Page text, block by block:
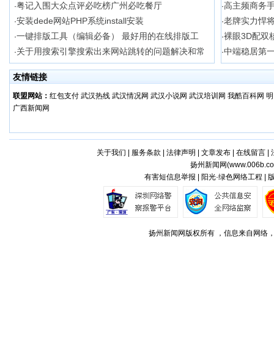
·粤记入围大众点评必吃榜广州必吃餐厅
·安装dede网站PHP系统install安装
·一键排版工具（编辑必备） 最好用的在线排版工
·关于用搜索引擎搜索出来网站跳转的问题解决和常
·高主频商务
·老牌实力悍
·裸眼3D配双
·中端稳居第
友情链接
联盟网站： 红包支付 武汉热线 武汉情况网 武汉小说网 武汉培训网 我酷百科网
广西新闻网
关于我们 服务条款 法律声明 文章发布| 在线留言|
扬州新闻网(
有害短信息举报 | 阳光·绿色网络工程 |
扬州新闻网版权所有 ，信息来自网络